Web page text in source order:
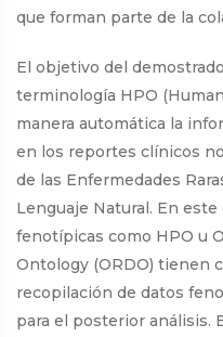
que forman parte de la
El objetivo del
terminología HPO
manera automática la
en los reportes clínicos
de las Enfermedades
Lenguaje Natural. En
fenotípicas como HPO u
Ontology (ORDO) tienen
recopilación de datos
para el posterior análisis.